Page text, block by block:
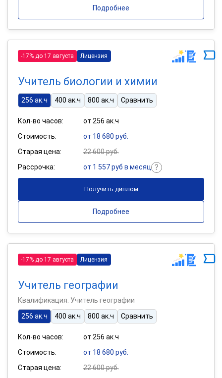
Подробнее
-17% до 17 августа Лицензия
Учитель биологии и химии
256 ак.ч 400 ак.ч 800 ак.ч Сравнить
Кол-во часов:
от 256 ак.ч
Стоимость:
от 18 680 руб.
Старая цена:
22 600 руб.
Рассрочка:
от 1 557 руб в месяц
Получить диплом
Подробнее
-17% до 17 августа Лицензия
Учитель географии
Квалификация: Учитель географии
256 ак.ч
400 ак.ч 800 ак.ч Сравнить
Кол-во часов:
от 256 ак.ч
Стоимость:
от 18 680 руб.
Старая цена:
22 600 руб.